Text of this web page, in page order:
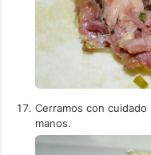
Cerramos con
manos.